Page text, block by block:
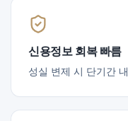
신용정보 회복 빠름
성실 변제 시 단기간